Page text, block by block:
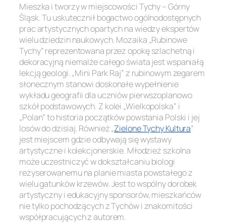
Mieszka i tworzy w miejscowości Tychy – Górny
Śląsk. Tu uskutecznił bogactwo ogólnodostępnych
prac artystycznych opartych na wiedzy ekspertów
wielu dziedzin naukowych. Mozaika „Rubinowe
Tychy” reprezentowana przez opokę szlachetną i
dekoracyjną niemalże całego świata jest wspaniałą
lekcją geologi. „Mini Park Raj” z rubinowym zegarem
słonecznym stanowi doskonałe wypełnienie
wykładu geografii dla uczniów pierwszoplanowo
szkół podstawowych. Z kolei „Wielkopolska” i
„Polan” to historia początków powstania Polski i jej
losów do dzisiaj. Również „Zielone Tychy Kultura”
jest miejscem gdzie odbywają się wystawy
artystyczne i kolekcjonerskie. Młodzież szkolna
może uczestniczyć w dokształcaniu biologi
reżyserowanemu na planie miasta powstałego z
wielu gatunków krzewów. Jest to wspólny dorobek
artystyczny i edukacyjny sponsorów, mieszkańców
nie tylko pochodzących z Tychów i znakomitości
współpracujących z autorem.